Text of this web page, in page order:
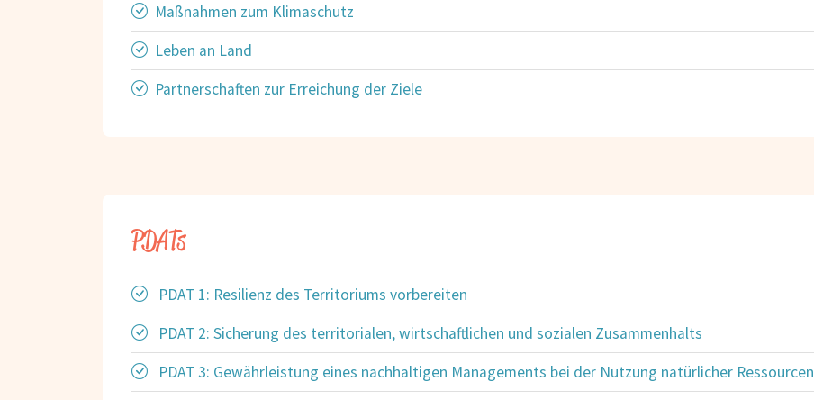
Maßnahmen zum Klimaschutz
Leben an Land
Partnerschaften zur Erreichung der Ziele
PDATs
PDAT 1: Resilienz des Territoriums vorbereiten
PDAT 2: Sicherung des territorialen, wirtschaftlichen und sozialen Zusammenhalts
PDAT 3: Gewährleistung eines nachhaltigen Managements bei der Nutzung natürlicher Ressourcen